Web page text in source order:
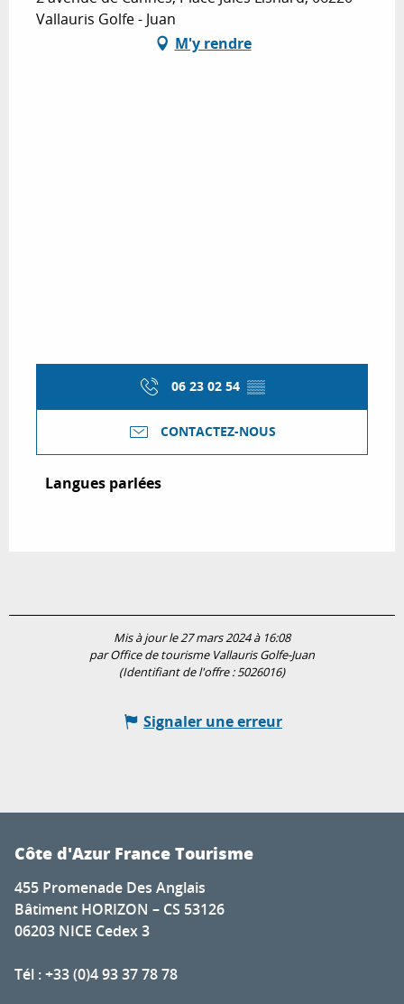
Vallauris Golfe - Juan
M'y rendre
06 23 02 54 ▒▒
CONTACTEZ-NOUS
Langues parlées
Langues parlées
Mis à jour le 27 mars 2024 à 16:08
par Office de tourisme Vallauris Golfe-Juan
(Identifiant de l'offre :5026016)
Signaler une erreur
Côte d'Azur France Tourisme
455 Promenade Des Anglais
Bâtiment HORIZON – CS 53126
06203 NICE Cedex 3
Tél : +33 (0)4 93 37 78 78